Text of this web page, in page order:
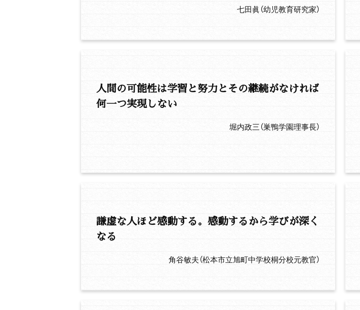
七田眞（幼児教育研究家）
人間の可能性は学習と努力とその継続がなければ
何一つ実現しない
堀内政三（巣鴨学園理事長）
謙虚な人ほど感動する。感動するから学びが深く
なる
角谷敏夫（松本市立旭町中学校桐分校元教官）